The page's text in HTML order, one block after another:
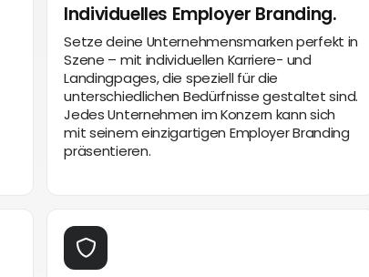
Individuelles Employer Branding.
Setze deine Unternehmensmarken perfekt in
Szene – mit individuellen Karriere- und
Landingpages, die speziell für die
unterschiedlichen Bedürfnisse gestaltet sind.
Jedes Unternehmen im Konzern kann sich
mit seinem einzigartigen Employer Branding
präsentieren.